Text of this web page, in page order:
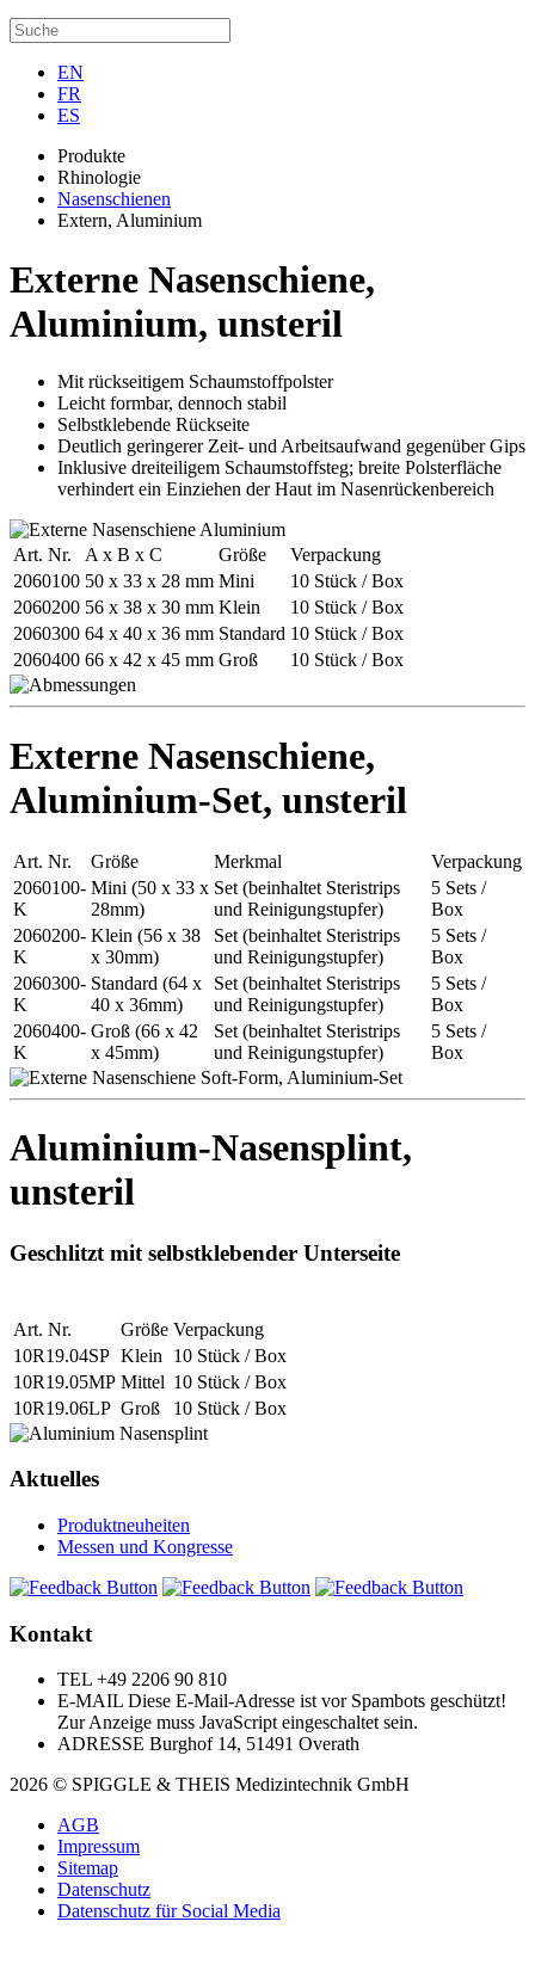
EN
FR
ES
Produkte
Rhinologie
Nasenschienen
Extern, Aluminium
Externe Nasenschiene,
Aluminium, unsteril
Mit rückseitigem Schaumstoffpolster
Leicht formbar, dennoch stabil
Selbstklebende Rückseite
Deutlich geringerer Zeit- und Arbeitsaufwand gegenüber Gips
Inklusive dreiteiligem Schaumstoffsteg; breite Polsterfläche
verhindert ein Einziehen der Haut im Nasenrückenbereich
Art. Nr. A x B x C Größe
Verpackung
2060100 50 x 33 x 28 mm Mini
10 Stück / Box
2060200 56 x 38 x 30 mm Klein
10 Stück / Box
2060300 64 x 40 x 36 mm Standard 10 Stück / Box
2060400 66 x 42 x 45 mm Groß 10 Stück / Box
Externe Nasenschiene,
Aluminium-Set, unsteril
Art. Nr. Größe Merkmal
Verpackung
2060100-
K
Mini (50 x 33 x
28mm)
Set (beinhaltet Steristrips
und Reinigungstupfer)
5 Sets /
Box
2060200-
K
Klein (56 x 38
x 30mm)
Set (beinhaltet Steristrips
und Reinigungstupfer)
5 Sets /
Box
2060300-
K
Standard (64 x
40 x 36mm)
Set (beinhaltet Steristrips
und Reinigungstupfer)
5 Sets /
Box
2060400-
K
Groß (66 x 42
x 45mm)
Set (beinhaltet Steristrips
und Reinigungstupfer)
5 Sets /
Box
Aluminium-Nasensplint,
unsteril
Geschlitzt mit selbstklebender Unterseite
Art. Nr. Größe Verpackung
10R19.04SP Klein
10 Stück / Box
10R19.05MP Mittel 10 Stück / Box
10R19.06LP Groß 10 Stück / Box
Aktuelles
Produktneuheiten
Messen und Kongresse
Kontakt
TEL +49 2206 90 810
E-MAIL Diese E-Mail-Adresse ist vor Spambots geschützt!
Zur Anzeige muss JavaScript eingeschaltet sein.
ADRESSE Burghof 14, 51491 Overath
2026 © SPIGGLE & THEIS Medizintechnik GmbH
AGB
Impressum
Sitemap
Datenschutz
Datenschutz für Social Media